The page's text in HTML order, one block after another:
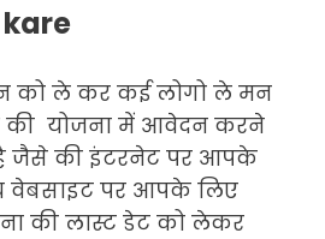
kare
को ले कर कई लोगो ले मन
की योजना में आवेदन करने
जैसे की इंटरनेट पर आपके
वेबसाइट पर आपके लिए
की लास्ट डेट को लेकर